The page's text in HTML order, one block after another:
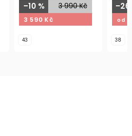
3 990 Kč
–10 %
3 590 Kč
43
–26
od
38